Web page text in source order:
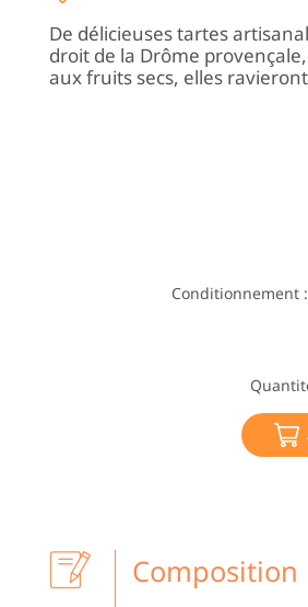
De délicieuses tartes
droit de la Drôme
aux fruits secs, elles
Conditionnement :
Composition